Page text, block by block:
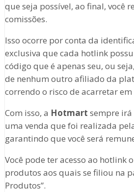
que seja possível, ao final, você
comissões.
Isso ocorre por conta da
exclusiva que cada hotlink
código que é apenas seu, ou
de nenhum outro afiliado da
correndo o risco de acarretar em
Com isso, a Hotmart sempre
uma venda que foi realizada
garantindo que você será
Você pode ter acesso ao hotlink
produtos aos quais se filiou na
Produtos”.